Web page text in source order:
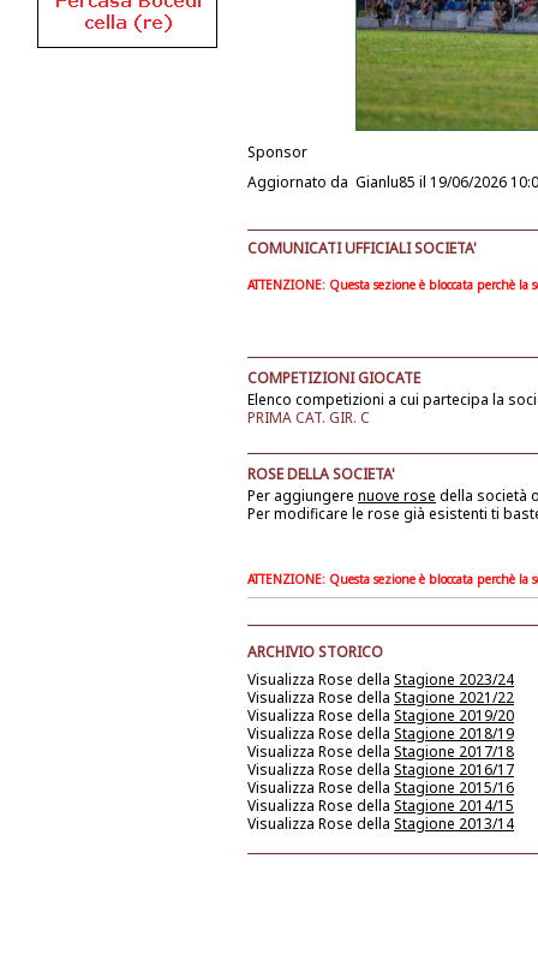
Sponsor
Aggiornato da Gianlu85 il 19/06/2026
COMUNICATI UFFICIALI SOCIETA'
ATTENZIONE: Questa sezione è bloccata perchè
COMPETIZIONI GIOCATE
Elenco competizioni a cui partecipa la
PRIMA CAT. GIR. C
ROSE DELLA SOCIETA'
Per aggiungere nuove rose della società
Per modificare le rose già esistenti ti
ATTENZIONE: Questa sezione è bloccata perchè
ARCHIVIO STORICO
Visualizza Rose della Stagione 2023/24
Visualizza Rose della Stagione 2021/22
Visualizza Rose della Stagione 2019/20
Visualizza Rose della Stagione 2018/19
Visualizza Rose della Stagione 2017/18
Visualizza Rose della Stagione 2016/17
Visualizza Rose della Stagione 2015/16
Visualizza Rose della Stagione 2014/15
Visualizza Rose della Stagione 2013/14